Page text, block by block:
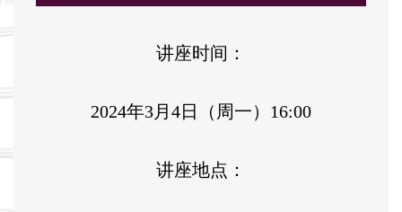
讲座时间：
2024年3月4日（周一）16:00
讲座地点：